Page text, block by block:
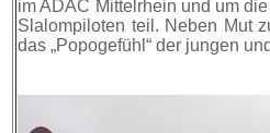
im ADAC Mittelrhein und um
Slalompiloten teil. Neben Mut
das „Popogefühl“ der jungen